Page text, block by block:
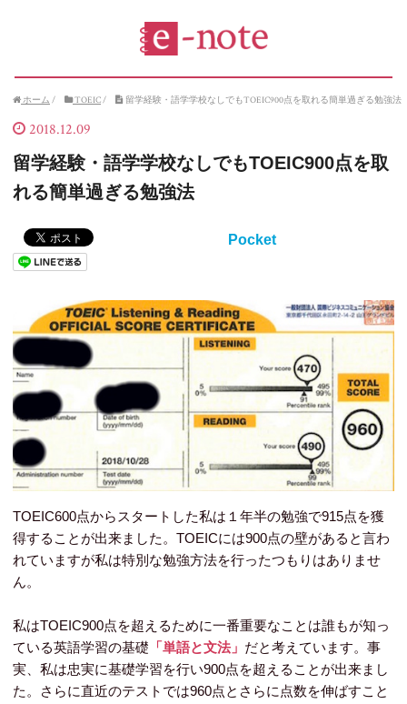
ホーム / TOEIC/ 留学経験・語学学校なしでもTOEIC900点を取れる簡単過ぎる勉強法
2018.12.09
留学経験・語学学校なしでもTOEIC900点を取
れる簡単過ぎる勉強法
Pocket
TOEIC600点からスタートした私は１年半の勉強で915点を獲
得することが出来ました。TOEICには900点の壁があると言わ
れていますが私は特別な勉強方法を行ったつもりはありませ
ん。
私はTOEIC900点を超えるために一番重要なことは誰もが知っ
ている英語学習の基礎 「単語と文法」 だと考えています。事
実、私は忠実に基礎学習を行い900点を超えることが出来まし
た。さらに直近のテストでは960点とさらに点数を伸ばすこと